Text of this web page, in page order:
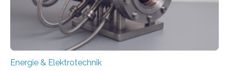
eingespeist werden. Nach dem Erneuerbare-Energien-
Gesetz (EEG) sind Netzbetreiber…
Energie & Elektrotechnik